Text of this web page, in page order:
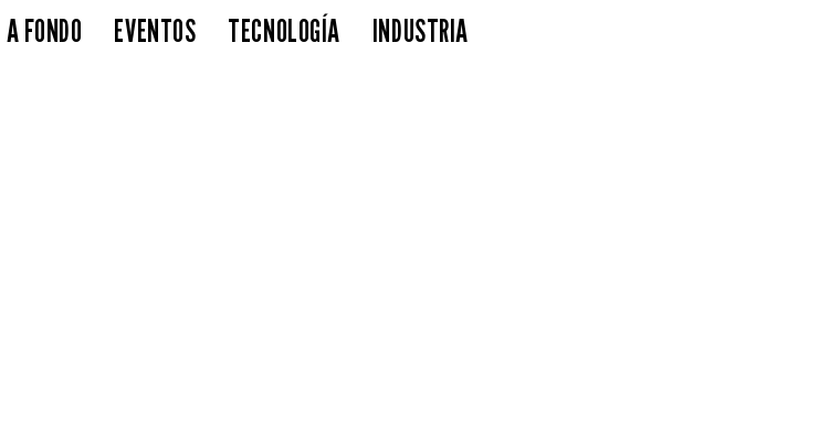
A FONDO EVENTOS TECNOLOGÍA INDUSTRIA